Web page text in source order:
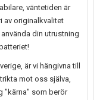
väntetiden är
av originalkvalitet
din utrustning
är vi hängivna till
mot oss själva,
"kärna" som berör